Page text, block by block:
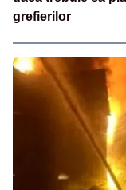
grefierilor